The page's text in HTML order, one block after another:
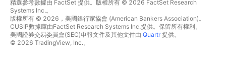
精選參考數據由 FactSet 提供。版權所有 © 2026 FactSet Research
Systems Inc.。
版權所有 © 2026，美國銀行家協會 (American Bankers Association)。
CUSIP數據庫由FactSet Research Systems Inc.提供。保留所有權利。
美國證券交易委員會(SEC)申報文件及其他文件由 Quartr提供。
© 2026 TradingView, Inc.。